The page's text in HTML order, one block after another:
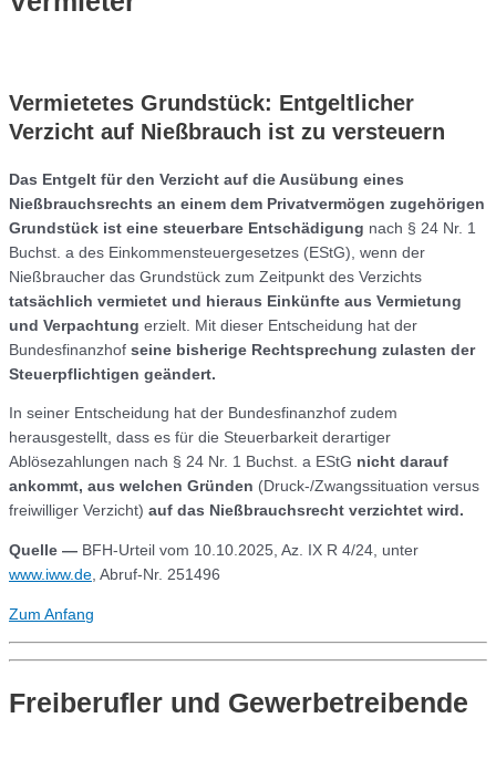
Vermietetes Grundstück: Entgeltlicher
Verzicht auf Nießbrauch ist zu versteuern
Das Entgelt für den Verzicht auf die Ausübung eines
Nießbrauchsrechts an einem dem Privatvermögen zugehörigen
Grundstück ist eine steuerbare Entschädigung nach § 24 Nr. 1
Buchst. a des Einkommensteuergesetzes (EStG), wenn der
Nießbraucher das Grundstück zum Zeitpunkt des Verzichts
tatsächlich vermietet und hieraus Einkünfte aus Vermietung
und Verpachtung erzielt. Mit dieser Entscheidung hat der
Bundesfinanzhof seine bisherige Rechtsprechung zulasten der
Steuerpflichtigen geändert.
In seiner Entscheidung hat der Bundesfinanzhof zudem
herausgestellt, dass es für die Steuerbarkeit derartiger
Ablösezahlungen nach § 24 Nr. 1 Buchst. a EStG nicht darauf
ankommt, aus welchen Gründen (Druck-/Zwangssituation versus
freiwilliger Verzicht) auf das Nießbrauchsrecht verzichtet wird.
Quelle — BFH-Urteil vom 10.10.2025, Az. IX R 4/24, unter
www.iww.de , Abruf-Nr. 251496
Zum Anfang
Freiberufler und Gewerbetreibende